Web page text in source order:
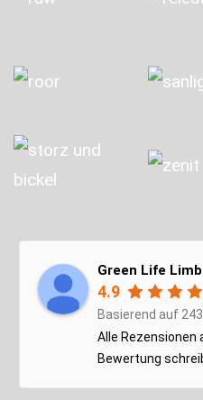
Green Life
4.9
Basierend auf
Alle Rezensionen
Bewertung